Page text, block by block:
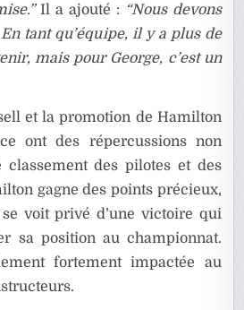
Il a ajouté : “Nous devons
tant qu’équipe, il y a plus de
mais pour George, c’est un
et la promotion de Hamilton
ont des répercussions non
classement des pilotes et des
gagne des points précieux,
voit privé d’une victoire qui
sa position au championnat.
fortement impactée au